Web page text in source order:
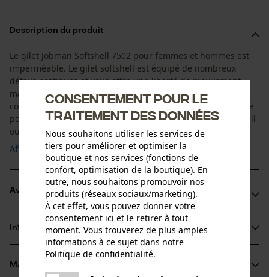
Description du produit
Le gilet Jobman Softshell 7502 pour femmes et hommes est
imperméable. Le gilet softshell est équipé de nombreux
détails pratiques et vous offre une liberté de mouvement
maximale. Ce gilet softshell Jobman agréable est idéal
comme couche intermédiaire, mais peut aussi très bien être
porté seul. Ce gilet vous accompagne toute l'année au travail
ou pendant vos loisirs en tant que ...
Afficher plus
Avantages du produit
Matière softshell imperméable et légère
Intérieur en polaire
Poche poitrine avec emplacement pour carte d'identité
Informations sur le produit
Détails du produit
Matériau & entretien
Consentement pour le
traitement des données
Nous souhaitons utiliser les services de
tiers pour améliorer et optimiser la
boutique et nos services (fonctions de
confort, optimisation de la boutique). En
outre, nous souhaitons promouvoir nos
produits (réseaux sociaux/marketing).
À cet effet, vous pouvez donner votre
consentement ici et le retirer à tout
moment. Vous trouverez de plus amples
informations à ce sujet dans notre
Politique de confidentialité.
partager